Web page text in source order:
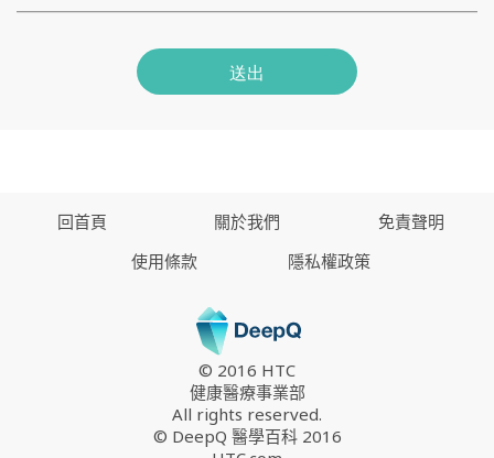
送出
回首頁 關於我們
免責聲明
使用條款
隱私權政策
© 2016 HTC
健康醫療事業部
All rights reserved.
© DeepQ 醫學百科 2016